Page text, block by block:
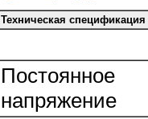
Техническая спецификация
Постоянное
напряжение